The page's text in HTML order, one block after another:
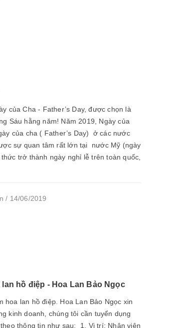
của Cha - Father’s Day, được chọn là
Sáu hằng năm! Năm 2019, Ngày của
của cha ( Father’s Day) ở các nước
sự quan tâm rất lớn tại nước Mỹ (ngày
trở thành ngày nghỉ lễ trên toàn quốc,
/ 14/06/2019
hồ điệp - Hoa Lan Bảo Ngọc
hoa lan hồ điệp. Hoa Lan Bảo Ngọc xin
kinh doanh, chúng tôi cần tuyển dụng
thông tin như sau: 1. Vị trí: Nhân viên